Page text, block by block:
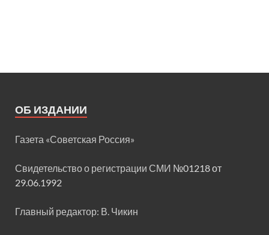
ОБ ИЗДАНИИ
Газета «Советская Россия»
Свидетельство о регистрации СМИ №01218 от
29.06.1992
Главный редактор: В. Чикин